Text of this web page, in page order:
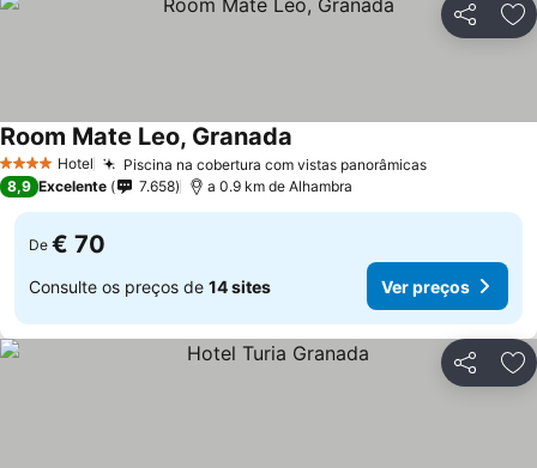
Partilhar
4 EstrelasHotel Piscina na cobertura com vistas panorâmicas
Room Mate Leo, Granada
8,9 Excelente 7.658 a 0.9 km de Alhambra
De € 70
Consulte os preços de 14 sites Ver preços
Partilhar